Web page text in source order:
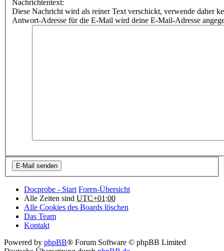
Nachrichtentext:
Diese Nachricht wird als reiner Text verschickt, verwende daher
Antwort-Adresse für die E-Mail wird deine E-Mail-Adresse
Docprobe - Start Foren-Übersicht
Alle Zeiten sind UTC+01:00
Alle Cookies des Boards löschen
Das Team
Kontakt
Powered by phpBB® Forum Software © phpBB Limited